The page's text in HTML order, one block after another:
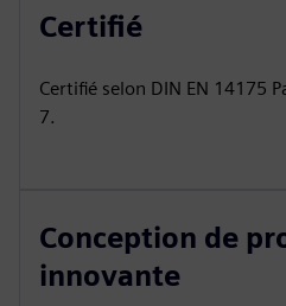
Certifié
Certifié selon DIN EN 14175
7.
Conception de
innovante